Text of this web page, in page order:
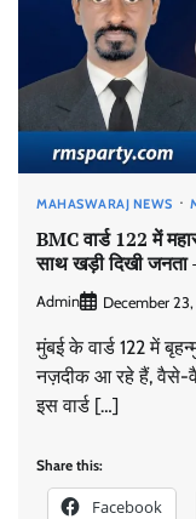
MAHASWARAJ NEWS
BMC वार्ड 122 में
साथ खड़ी दिखी
Admin December
मुंबई के वार्ड 122 में
नज़दीक आ रहे हैं, वैसे-
इस वार्ड […]
Share this:
Facebook